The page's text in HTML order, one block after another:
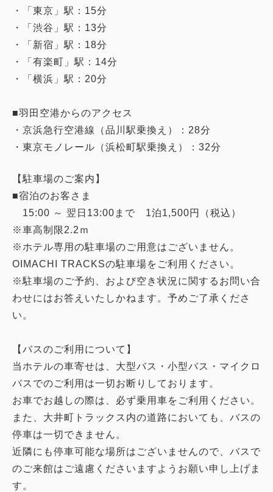
・「東京」駅：15分
・「渋谷」駅：13分
・「新宿」駅：18分
・「有楽町」駅：14分
・「横浜」駅：20分
■羽田空港からのアクセス
・京浜急行空港線（品川駅乗換え）：28分
・東京モノレール（浜松町駅乗換え）：32分
【駐車場のご案内】
■宿泊のお客さま
15:00 ～ 翌日13:00まで 1泊1,500円（税込）
※車高制限2.2ｍ
※ホテル専用の駐車場のご用意はございません。
OIMACHI TRACKSの駐車場をご利用ください。
※駐車場のご予約、および空き状況に関するお問い合
わせにはお答えいたしかねます。予めご了承くださ
い。
【バスのご利用について】
当ホテルの車寄せは、大型バス・小型バス・マイクロ
バスでのご利用は一切お断りしております。
お車でお越しの際は、必ず乗用車をご利用ください。
また、大井町トラックス内の道路においても、バスの
停車は一切できません。
近隣にも停車可能な場所はございませんので、バスで
のご来館はご遠慮くださいますようお願い申し上げま
す。